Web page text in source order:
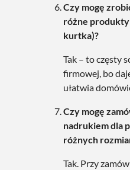
Czy mogę
różne produkty
kurtka)?
Tak – to częsty
firmowej, bo
ułatwia
Czy mogę
nadrukiem dla
różnych
Tak. Przy